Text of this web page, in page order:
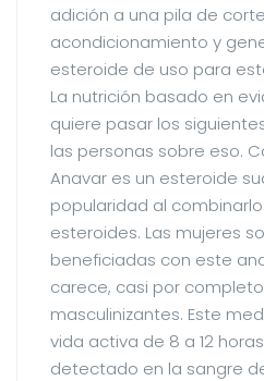
adición a una pila de
acondicionamiento y
esteroide de uso para
La nutrición basado en
quiere pasar los
las personas sobre eso.
Anavar es un esteroide
popularidad al
esteroides. Las mujeres
beneficiadas con este
carece, casi por
masculinizantes. Este
vida activa de 8 a 12
detectado en la sangre